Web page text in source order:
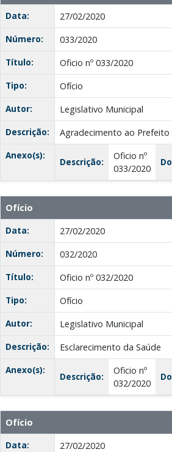
Data:
27/02/2020
Número:
033/2020
Título:
Oficio nº 033/2020
Tipo:
Ofício
Autor:
Legislativo Municipal
Descrição:
Agradecimento ao Prefeito
Anexo(s):
Descrição:
Oficio nº
033/2020
Ofício
Data:
27/02/2020
Número:
032/2020
Título:
Oficio nº 032/2020
Tipo:
Ofício
Autor:
Legislativo Municipal
Descrição:
Esclarecimento da Saúde
Anexo(s):
Descrição:
Oficio nº
032/2020
Ofício
Data:
27/02/2020